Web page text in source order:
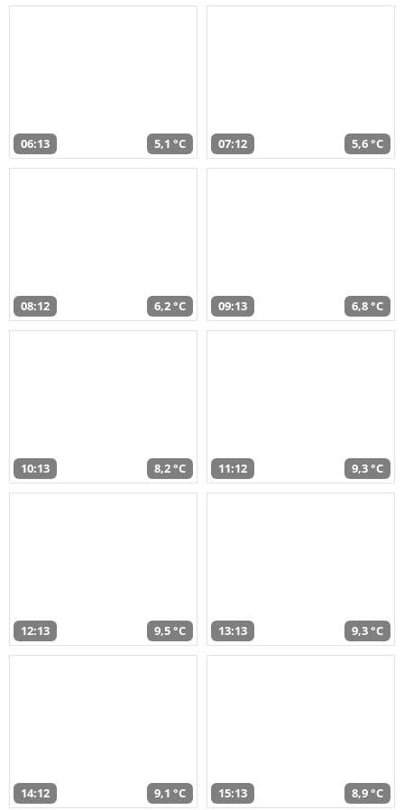
06:13 5,1 °C 07:12 5,6 °C
08:12 6,2 °C 09:13 6,8 °C
10:13 8,2 °C 11:12 9,3 °C
12:13 9,5 °C 13:13 9,3 °C
14:12 9,1 °C 15:13 8,9 °C